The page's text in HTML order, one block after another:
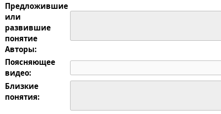
Предложившие
или
развившие
понятие
Авторы:
Поясняющее
видео:
Близкие
понятия: